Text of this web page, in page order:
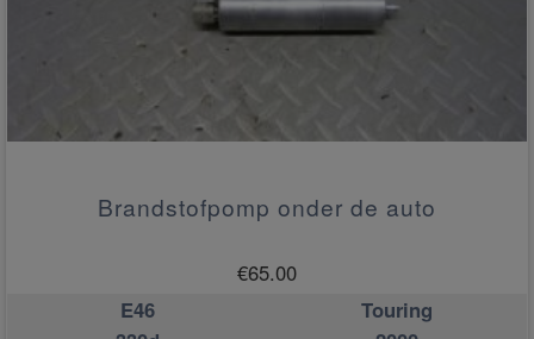
Brandstofpomp onder de auto
€65.00
E46
Touring